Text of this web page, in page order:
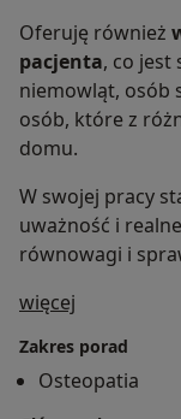
Oferuję również
pacjenta, co jest
niemowląt, osób
osób, które z
domu.
W swojej pracy
uważność i
równowagi i
więcej
Zakres porad
Osteopatia